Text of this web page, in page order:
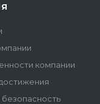
компании